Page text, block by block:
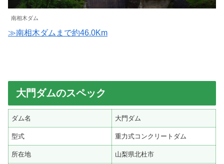
南相木ダム
≫南相木ダムまで約46.0Km
大門ダムのスペック
ダム名 大門ダム
型式 重力式コンクリートダム
所在地 山梨県北杜市